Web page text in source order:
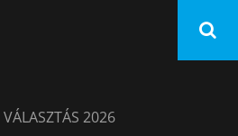
VÁLASZTÁS 2026